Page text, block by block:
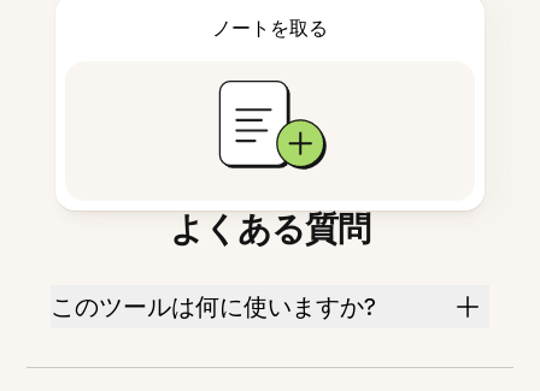
ノートを取る
よくある質問
このツールは何に使いますか?